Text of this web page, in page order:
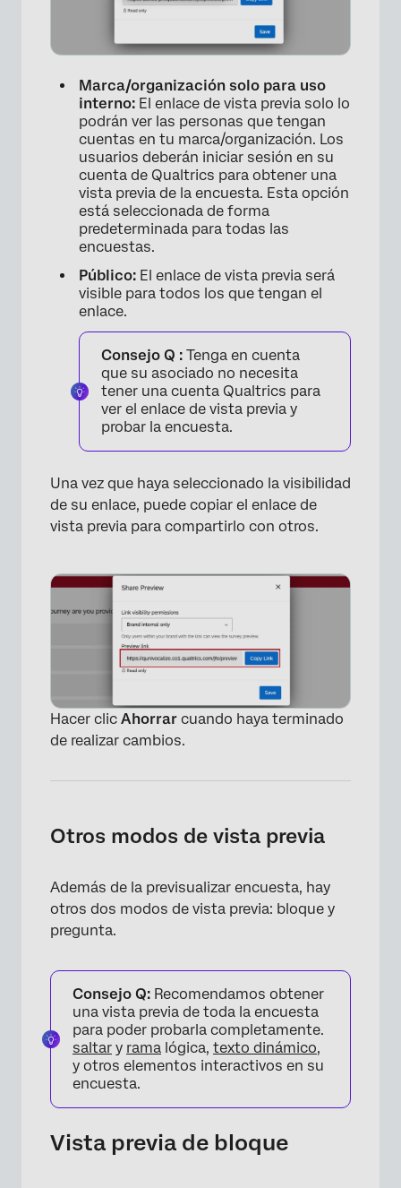
×
Marca/organización solo para uso
interno: El enlace de vista previa solo lo
podrán ver las personas que tengan
cuentas en tu marca/organización. Los
usuarios deberán iniciar sesión en su
cuenta de Qualtrics para obtener una
vista previa de la encuesta. Esta opción
está seleccionada de forma
predeterminada para todas las
encuestas.
Público: El enlace de vista previa será
visible para todos los que tengan el
enlace.
Consejo Q : Tenga en cuenta
que su asociado no necesita
tener una cuenta Qualtrics para
ver el enlace de vista previa y
probar la encuesta.
Una vez que haya seleccionado la visibilidad
de su enlace, puede copiar el enlace de
vista previa para compartirlo con otros.
Hacer clic Ahorrar cuando haya terminado
de realizar cambios.
Otros modos de vista previa
Además de la previsualizar encuesta, hay
otros dos modos de vista previa: bloque y
pregunta.
Consejo Q: Recomendamos obtener
una vista previa de toda la encuesta
para poder probarla completamente.
saltar y rama lógica, texto dinámico,
y otros elementos interactivos en su
encuesta.
Vista previa de bloque